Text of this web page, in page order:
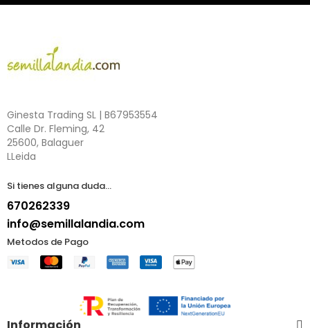
Ginesta Trading SL | B67953554
Calle Dr. Fleming, 42
25600, Balaguer
LLeida
Si tienes alguna duda...
670262339
info@semillalandia.com
Metodos de Pago